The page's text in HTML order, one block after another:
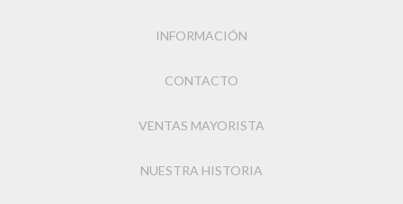
INFORMACIÓN
CONTACTO
VENTAS MAYORISTA
NUESTRA HISTORIA